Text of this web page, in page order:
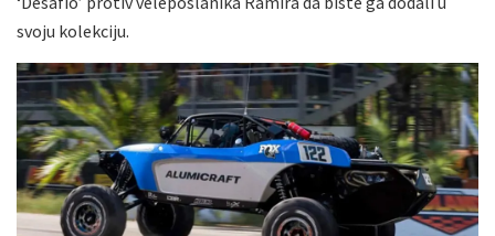
svoju kolekciju.